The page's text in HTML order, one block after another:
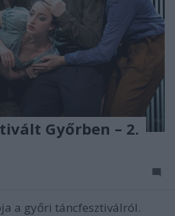
Győrben – 2.
a győri táncfesztiválról.